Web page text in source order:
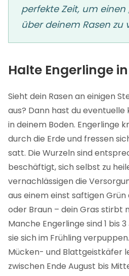
perfekte Zeit, um einen
über deinem Rasen zu
Halte Engerlinge
Sieht dein Rasen an einigen
aus? Dann hast du eventuelle
in deinem Boden. Engerlinge
durch die Erde und fressen
satt. Die Wurzeln sind
beschäftigt, sich selbst zu
vernachlässigen die
aus einem einst saftigen
oder Braun – dein Gras stirbt
Manche Engerlinge sind 1 bis
sie sich im Frühling
Mücken- und Blattgeistkäfer
zwischen Ende August bis